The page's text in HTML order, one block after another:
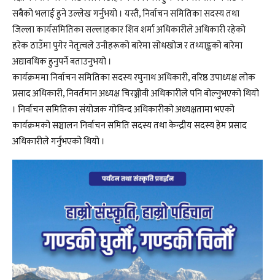
सबैको भलाई हुने उल्लेख गर्नुभयो । यस्तै, निर्वाचन समितिका सदस्य तथा
जिल्ला कार्यसमितिका सल्लाहकार शिव शर्मा अधिकारीले अधिकारी रहेको
हरेक ठाउँमा पुगेर नेतृत्वले उनीहरूको बारेमा सोधखोज र तथ्याङ्कको बारेमा
अद्यावधिक हुनुपर्ने बताउनुभयो ।
कार्यक्रममा निर्वाचन समितिका सदस्य रघुनाथ अधिकारी, वरिष्ठ उपाध्यक्ष लोक
प्रसाद अधिकारी, निवर्तमान अध्यक्ष चिरञ्जीवी अधिकारीले पनि बोल्नुभएको थियो
। निर्वाचन समितिका संयोजक गोविन्द अधिकारीको अध्यक्षतामा भएको
कार्यक्रमको सञ्चालन निर्वाचन समिति सदस्य तथा केन्द्रीय सदस्य हेम प्रसाद
अधिकारीले गर्नुभएको थियो ।